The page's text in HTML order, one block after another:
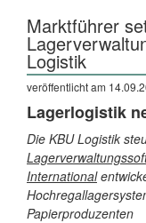
Marktführer
Logistik
veröffentlicht am
Lagerlogistik
Die KBU Logistik
International
Papierproduzenten